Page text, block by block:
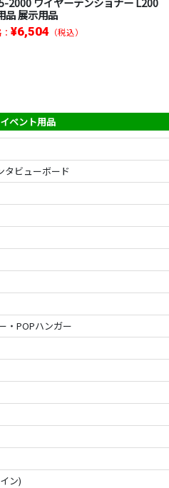
品 展示用品
¥6,504 （税込）
ベント用品
ビューボード
・POPハンガー
ン)